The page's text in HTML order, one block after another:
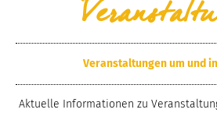
Veranstaltungen um und
Aktuelle Informationen zu